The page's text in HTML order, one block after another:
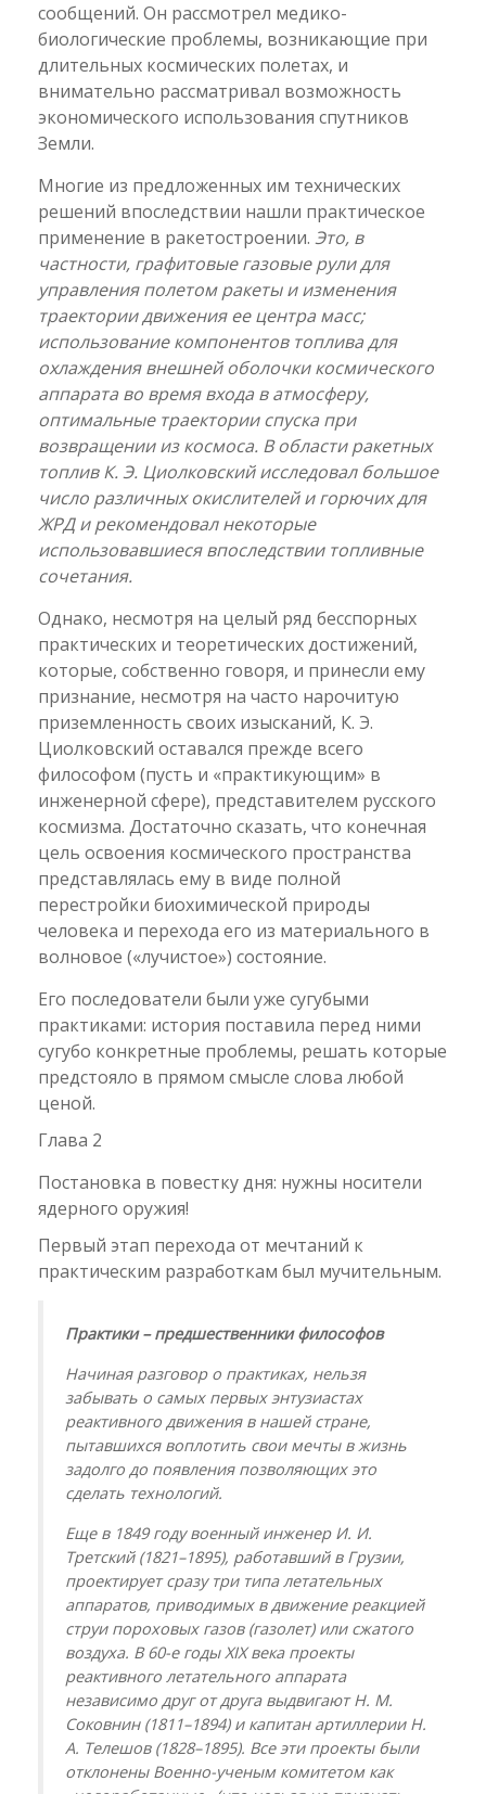
сообщений. Он рассмотрел медико-
биологические проблемы, возникающие при
длительных космических полетах, и
внимательно рассматривал возможность
экономического использования спутников
Земли.
Многие из предложенных им технических
решений впоследствии нашли практическое
применение в ракетостроении. Это, в
частности, графитовые газовые рули для
управления полетом ракеты и изменения
траектории движения ее центра масс;
использование компонентов топлива для
охлаждения внешней оболочки космического
аппарата во время входа в атмосферу,
оптимальные траектории спуска при
возвращении из космоса. В области ракетных
топлив К. Э. Циолковский исследовал большое
число различных окислителей и горючих для
ЖРД и рекомендовал некоторые
использовавшиеся впоследствии топливные
сочетания.
Однако, несмотря на целый ряд бесспорных
практических и теоретических достижений,
которые, собственно говоря, и принесли ему
признание, несмотря на часто нарочитую
приземленность своих изысканий, К. Э.
Циолковский оставался прежде всего
философом (пусть и «практикующим» в
инженерной сфере), представителем русского
космизма. Достаточно сказать, что конечная
цель освоения космического пространства
представлялась ему в виде полной
перестройки биохимической природы
человека и перехода его из материального в
волновое («лучистое») состояние.
Его последователи были уже сугубыми
практиками: история поставила перед ними
сугубо конкретные проблемы, решать которые
предстояло в прямом смысле слова любой
ценой.
Глава 2
Постановка в повестку дня: нужны носители
ядерного оружия!
Первый этап перехода от мечтаний к
практическим разработкам был мучительным.
Практики – предшественники философов
Начиная разговор о практиках, нельзя
забывать о самых первых энтузиастах
реактивного движения в нашей стране,
пытавшихся воплотить свои мечты в жизнь
задолго до появления позволяющих это
сделать технологий.
Еще в 1849 году военный инженер И. И.
Третский (1821–1895), работавший в Грузии,
проектирует сразу три типа летательных
аппаратов, приводимых в движение реакцией
струи пороховых газов (газолет) или сжатого
воздуха. В 60-е годы XIX века проекты
реактивного летательного аппарата
независимо друг от друга выдвигают Н. М.
Соковнин (1811–1894) и капитан артиллерии Н.
А. Телешов (1828–1895). Все эти проекты были
отклонены Военно-ученым комитетом как